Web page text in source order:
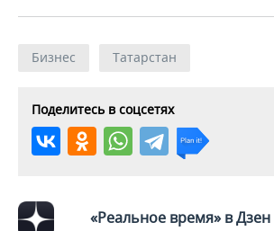
Бизнес Татарстан
Поделитесь в соцсетях
«Реальное время» в Дзен